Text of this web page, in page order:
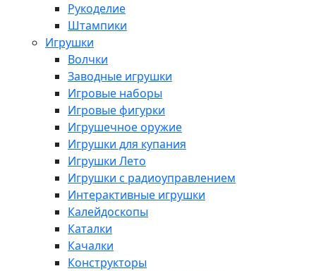
Рукоделие
Штампики
Игрушки
Волчки
Заводные игрушки
Игровые наборы
Игровые фигурки
Игрушечное оружие
Игрушки для купания
Игрушки Лето
Игрушки с радиоуправлением
Интерактивные игрушки
Калейдоскопы
Каталки
Качалки
Конструкторы